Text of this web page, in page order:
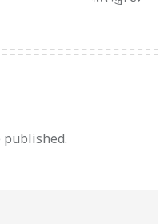
published.